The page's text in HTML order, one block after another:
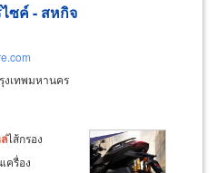
ซค์ - สหกิจ
งเทพมหานคร
ไส้กรอง
ครื่อง